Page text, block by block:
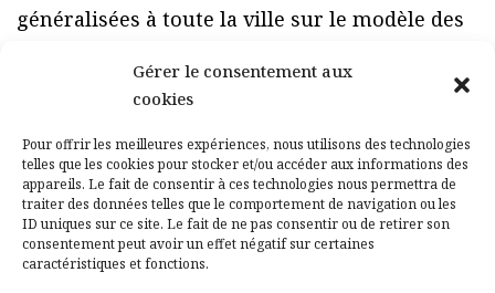
Gérer le consentement aux
cookies
Pour offrir les meilleures expériences, nous utilisons des technologies
telles que les cookies pour stocker et/ou accéder aux informations des
appareils. Le fait de consentir à ces technologies nous permettra de
traiter des données telles que le comportement de navigation ou les
ID uniques sur ce site. Le fait de ne pas consentir ou de retirer son
consentement peut avoir un effet négatif sur certaines
caractéristiques et fonctions.
généralisées à toute la ville sur le modèle des
chacun travaille et dépense dans son coin.
peuvent être des acteurs de cette grande
ambition. Santé, éducation, culture, transports
et habitat sont au centre des difficultés de ces
quartiers. Il faut réaffirmer la visibilité des